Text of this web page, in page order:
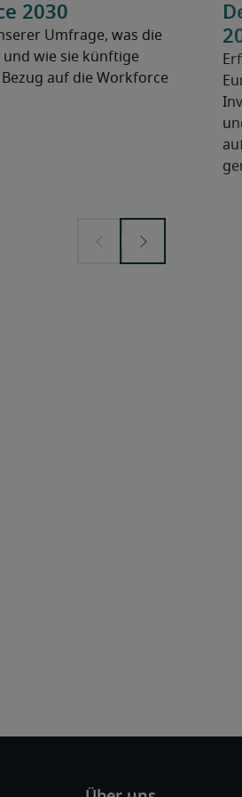
2030
Umfrage, was die
und wie sie künftige
auf die Workforce